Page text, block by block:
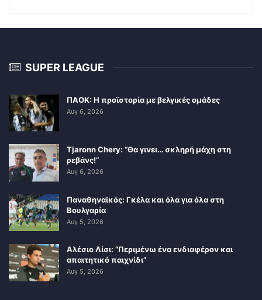
SUPER LEAGUE
ΠΑΟΚ: Η προϊστορία με βελγικές ομάδες
Αυγ 6, 2026
Tjaronn Chery: “Θα γινει… σκληρή μάχη στη
ρεβάνς!”
Αυγ 6, 2026
Παναθηναϊκός: Γκέλα και όλα για όλα στη
Βουλγαρία
Αυγ 5, 2026
Αλέσιο Λίσι: “Περιμένω ένα ενδιαφέρον και
απαιτητικό παιχνίδι”
Αυγ 5, 2026